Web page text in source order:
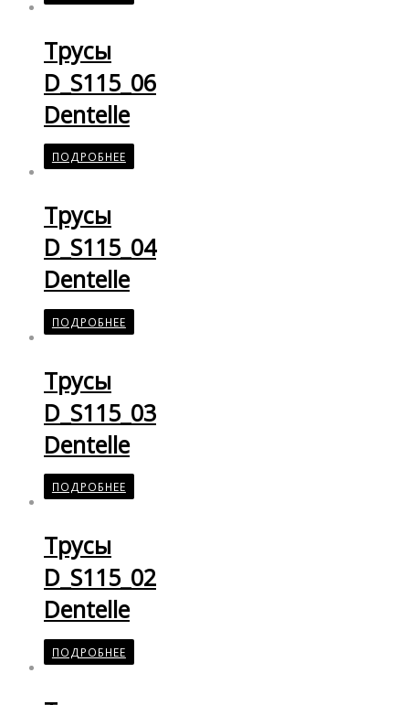
Трусы
D_S115_06
Dentelle
ПОДРОБНЕЕ
Трусы
D_S115_04
Dentelle
ПОДРОБНЕЕ
Трусы
D_S115_03
Dentelle
ПОДРОБНЕЕ
Трусы
D_S115_02
Dentelle
ПОДРОБНЕЕ